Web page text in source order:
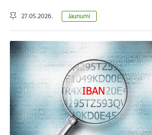
27.05.2026. Jaunumi